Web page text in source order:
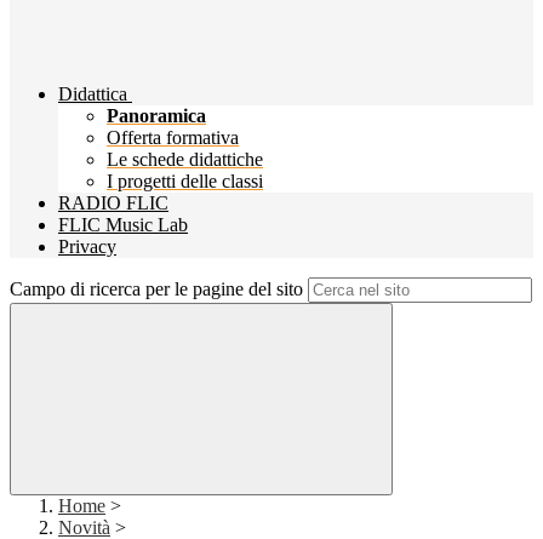
Didattica
Panoramica
Offerta formativa
Le schede didattiche
I progetti delle classi
RADIO FLIC
FLIC Music Lab
Privacy
Campo di ricerca per le pagine del sito
Home >
Novità >